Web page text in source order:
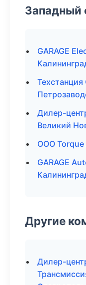
Западный
GARAGE
Дилер-
Великий
ООО
GARAGE
Другие
Дилер-